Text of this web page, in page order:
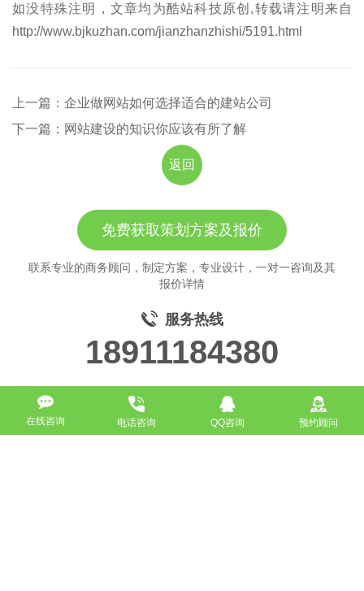
如没特殊注明，文章均为酷站科技原创,转载请注明来自
http://www.bjkuzhan.com/jianzhanzhishi/5191.html
上一篇：企业做网站如何选择适合的建站公司
下一篇：网站建设的知识你应该有所了解
返回
免费获取策划方案及报价
联系专业的商务顾问，制定方案，专业设计，一对一咨询及其
报价详情
服务热线
18911184380
在线咨询 电话咨询 QQ咨询 预约顾问